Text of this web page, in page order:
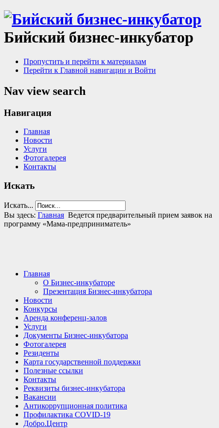
Бийский бизнес-инкубатор
Пропустить и перейти к материалам
Перейти к Главной навигации и Войти
Nav view search
Навигация
Главная
Новости
Услуги
Фотогалерея
Контакты
Искать
Искать...
Вы здесь: Главная Ведется предварительный прием заявок на
программу «Мама-предприниматель»
Главная
О Бизнес-инкубаторе
Презентация Бизнес-инкубатора
Новости
Конкурсы
Аренда конференц-залов
Услуги
Документы Бизнес-инкубатора
Фотогалерея
Резиденты
Карта государственной поддержки
Полезные ссылки
Контакты
Реквизиты бизнес-инкубатора
Вакансии
Антикоррупционная политика
Профилактика COVID-19
Добро.Центр